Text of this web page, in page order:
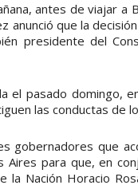
antes de viajar a
anunció que la
presidente del
el pasado domingo,
las conductas de
gobernadores que
Aires para que, en
la Nación Horacio